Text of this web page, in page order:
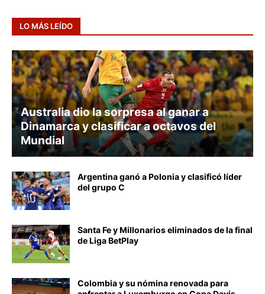
LO MÁS LEÍDO
AUSTRALIA
Australia dio la sorpresa al ganar a
Dinamarca y clasificar a octavos del
Mundial
Argentina ganó a Polonia y clasificó líder
del grupo C
Santa Fe y Millonarios eliminados de la final
de Liga BetPlay
Colombia y su nómina renovada para